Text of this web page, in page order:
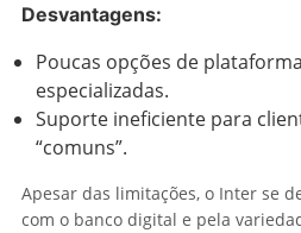
Desvantagens:
Poucas opções de
especializadas.
Suporte ineficiente para
“comuns”.
Apesar das limitações, o Inter se
com o banco digital e pela